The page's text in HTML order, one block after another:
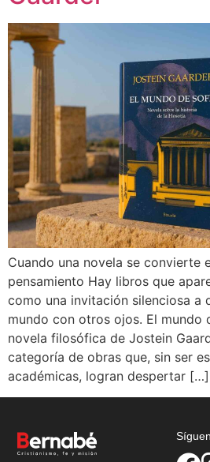
Cuando una novela se convierte
pensamiento Hay libros que
como una invitación silenciosa a
mundo con otros ojos. El mundo
novela filosófica de Jostein
categoría de obras que, sin ser
académicas, logran despertar […]